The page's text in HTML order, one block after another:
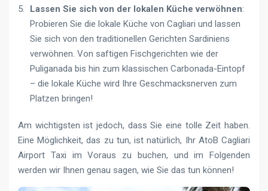
Lassen Sie sich von der lokalen Küche verwöhnen:
Probieren Sie die lokale Küche von Cagliari und lassen
Sie sich von den traditionellen Gerichten Sardiniens
verwöhnen. Von saftigen Fischgerichten wie der
Puliganada bis hin zum klassischen Carbonada-Eintopf
– die lokale Küche wird Ihre Geschmacksnerven zum
Platzen bringen!
Am wichtigsten ist jedoch, dass Sie eine tolle Zeit haben.
Eine Möglichkeit, das zu tun, ist natürlich, Ihr AtoB Cagliari
Airport Taxi im Voraus zu buchen, und im Folgenden
werden wir Ihnen genau sagen, wie Sie das tun können!